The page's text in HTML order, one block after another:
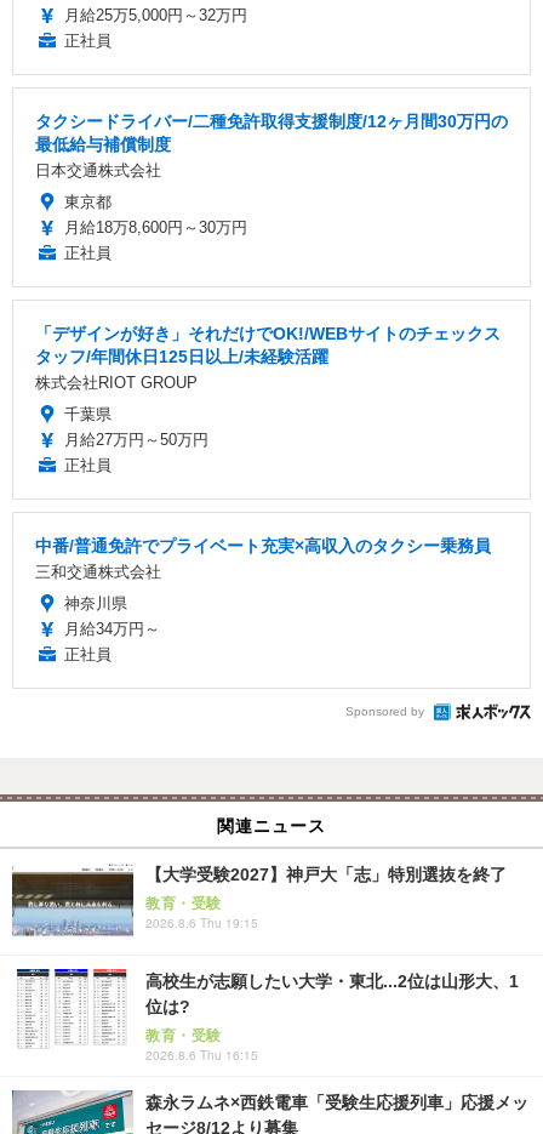
月給25万5,000円～32万円
正社員
タクシードライバー/二種免許取得支援制度/12ヶ月間30万円の
最低給与補償制度
日本交通株式会社
東京都
月給18万8,600円～30万円
正社員
「デザインが好き」それだけでOK!/WEBサイトのチェックス
タッフ/年間休日125日以上/未経験活躍
株式会社RIOT GROUP
千葉県
月給27万円～50万円
正社員
中番/普通免許でプライベート充実×高収入のタクシー乗務員
三和交通株式会社
神奈川県
月給34万円～
正社員
Sponsored by
関連ニュース
【大学受験2027】神戸大「志」特別選抜を終了
教育・受験
2026.8.6 Thu 19:15
高校生が志願したい大学・東北...2位は山形大、1
位は?
教育・受験
2026.8.6 Thu 16:15
森永ラムネ×西鉄電車「受験生応援列車」応援メッ
セージ8/12より募集